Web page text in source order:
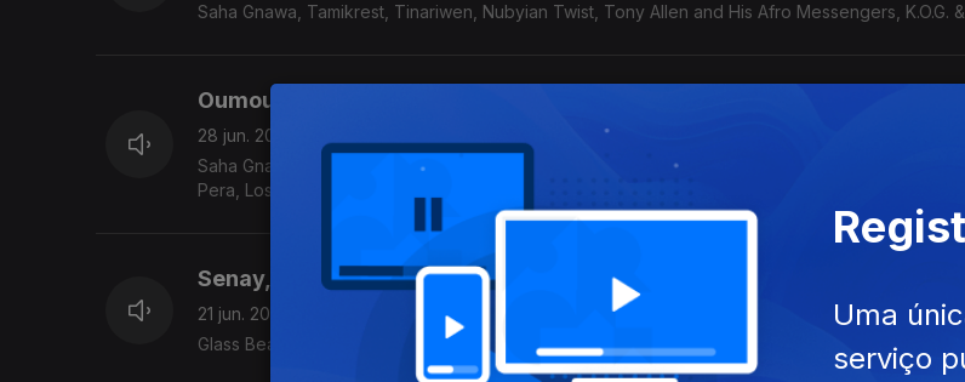
Saha Gnawa, Tamikrest, Tinariwen, Nubyian Twist, Tony Allen and His Afro Messengers, K.O.G.
Oumou Sangaré, Zé Ibarra, Pedro Mitzutani
28 jun. 2026
Saha Gnawa, Tamikrest, Nubyian Twist, Tony Allen and His Afro Messengers, K.O.G. & Izem, Ireke, La Doña
Pera, Los Mirlos
Senay, Khaled Al Reigh, Charif Megarbane
21 jun. 2026
Glass Beams, The Lahaar, Konkolo Orchestra, Ebo Taylor, Kay Slice ft. Pat Thomas, Fela Kuti
Uma
serviço